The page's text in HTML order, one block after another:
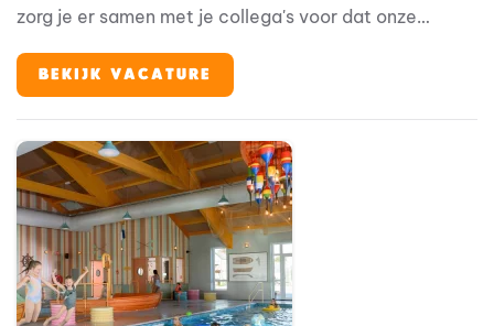
zorg je er samen met je collega's voor dat onze
werkt actief mee in de operatie, houdt overzicht
tijdens drukke momenten en zorgt ervoor dat zowel
enthousiasme en gastvrije instelling draag je iedere
dag bij aan de hoge waardering die ons resort van
gasten ontvangt.
BEKIJK VACATURE